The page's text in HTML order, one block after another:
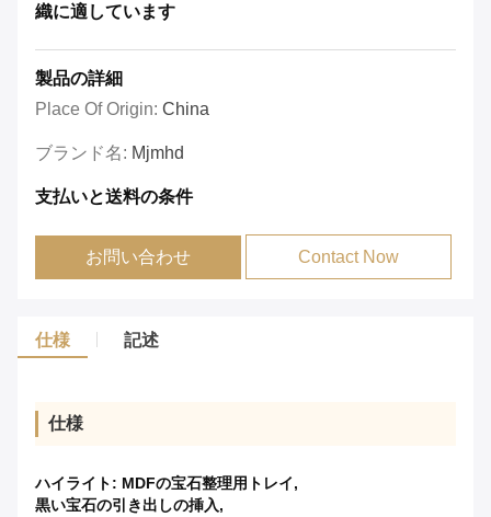
織に適しています
製品の詳細
Place Of Origin: China
ブランド名: Mjmhd
支払いと送料の条件
お問い合わせ Contact Now
仕様 記述
仕様
ハイライト: MDFの宝石整理用トレイ,
黒い宝石の引き出しの挿入,